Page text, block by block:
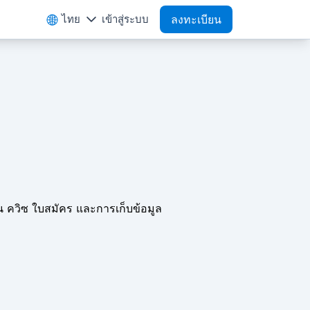
ไทย เข้าสู่ระบบ ลงทะเบียน
ควิซ ใบสมัคร และการเก็บข้อมูล